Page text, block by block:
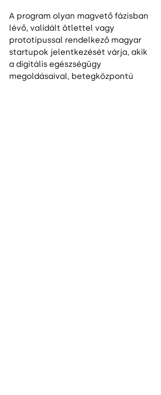
A program olyan magvető fázisban
lévő, validált ötlettel vagy
prototípussal rendelkező magyar
startupok jelentkezését várja, akik
a digitális egészségügy
megoldásaival, betegközpontú